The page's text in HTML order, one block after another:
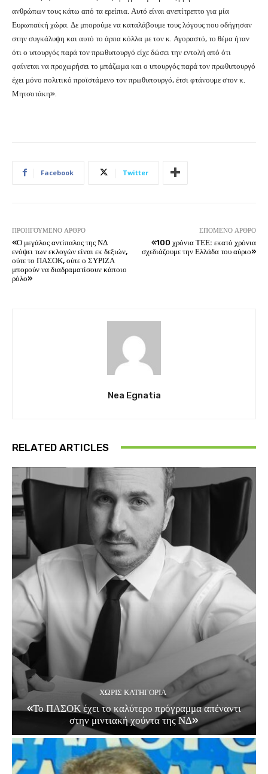
ανθρώπων τους κάτω από τα ερείπια. Αυτό είναι ανεπίτρεπτο για μία
Ευρωπαϊκή χώρα. Δε μπορούμε να καταλάβουμε τους λόγους που οδήγησαν
στην συγκάλυψη και αυτό το άρπα κόλλα με τον κ. Αγοραστό, το θέμα ήταν
ότι ο υπουργός παρά τον πρωθυπουργό είχε δώσει την εντολή από ότι
φαίνεται να προχωρήσει το μπάζωμα και ο υπουργός παρά τον πρωθυπουργό
έχει μόνο πολιτικό προϊστάμενο τον πρωθυπουργό, έτσι φτάνουμε στον κ.
Μητσοτάκη».
Facebook Twitter
ΠΡΟΗΓΟΎΜΕΝΟ ΆΡΘΡΟ
«Ο μεγάλος αντίπαλος της ΝΔ
ενόψει των εκλογών είναι εκ δεξιών,
ούτε το ΠΑΣΟΚ, ούτε ο ΣΥΡΙΖΑ
μπορούν να διαδραματίσουν κάποιο
ρόλο»
ΕΠΌΜΕΝΟ ΆΡΘΡΟ
«100 χρόνια ΤΕΕ: εκατό χρόνια
σχεδιάζουμε την Ελλάδα του αύριο»
Nea Egnatia
RELATED ARTICLES
ΧΩΡΊΣ ΚΑΤΗΓΟΡΊΑ
«Το ΠΑΣΟΚ έχει το καλύτερο πρόγραμμα απέναντι
στην μιντιακή χούντα της ΝΔ»